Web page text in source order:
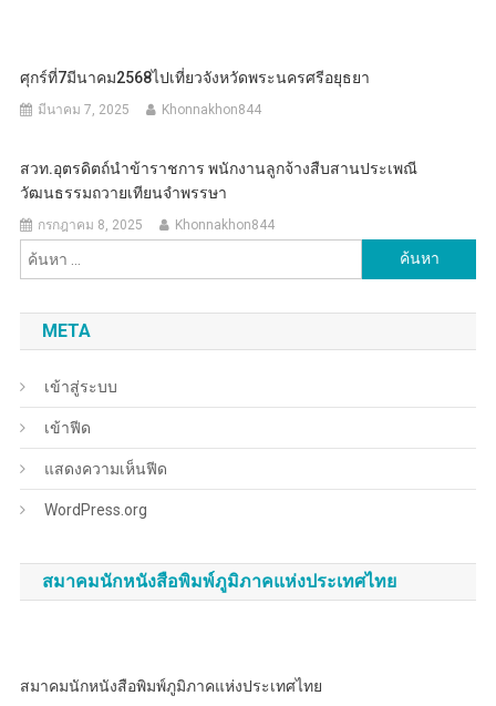
ศุกร์ที่7มีนาคม2568ไปเที่ยวจังหวัดพระนครศรีอยุธยา
มีนาคม 7, 2025 Khonnakhon844
สวท.อุตรดิตถ์นำข้าราชการ พนักงานลูกจ้างสืบสานประเพณี
วัฒนธรรมถวายเทียนจำพรรษา
กรกฎาคม 8, 2025 Khonnakhon844
สำหรับ:
META
เข้าสู่ระบบ
เข้าฟีด
แสดงความเห็นฟีด
WordPress.org
สมาคมนักหนังสือพิมพ์ภูมิภาคแห่งประเทศไทย
สมาคมนักหนังสือพิมพ์ภูมิภาคแห่งประเทศไทย